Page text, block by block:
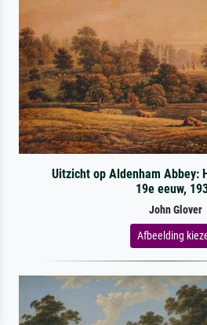
Uitzicht op Aldenham Abbey:
19e eeuw,
John Glover
Afbeelding